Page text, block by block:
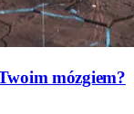
mózgiem?